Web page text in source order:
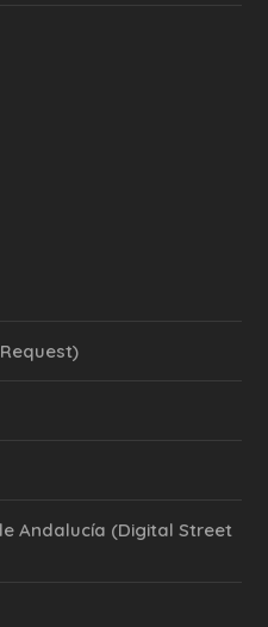
Andalucía (Digital Street